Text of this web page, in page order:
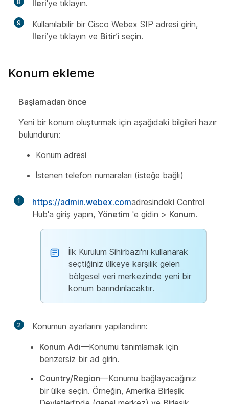
8 İleri'ye tıklayın.
9
Kullanılabilir bir Cisco Webex SIP adresi girin,
İleri’ye tıklayın ve Bitir’i seçin.
Konum ekleme
Başlamadan önce
Yeni bir konum oluşturmak için aşağıdaki bilgileri hazır
bulundurun:
Konum adresi
İstenen telefon numaraları (isteğe bağlı)
1 https://admin.webex.comadresindeki Control
Hub'a giriş yapın, Yönetim 'e gidin > Konum.
İlk Kurulum Sihirbazı'nı kullanarak
seçtiğiniz ülkeye karşılık gelen
bölgesel veri merkezinde yeni bir
konum barındırılacaktır.
2
Konumun ayarlarını yapılandırın:
Konum Adı—Konumu tanımlamak için
benzersiz bir ad girin.
Country/Region—Konumu bağlayacağınız
bir ülke seçin. Örneğin, Amerika Birleşik